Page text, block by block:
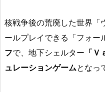
核戦争後の荒廃した世界「
ールプレイできる「フォー
フで、地下シェルター 「
ュレーションゲームとなっ